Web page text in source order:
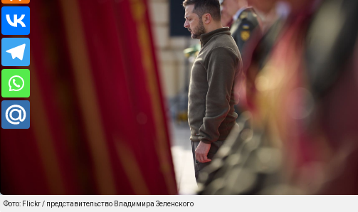
Фото: Flickr / представительство Владимира Зеленского